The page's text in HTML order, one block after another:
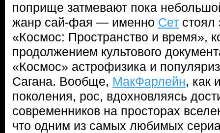
поприще затмевают пока
жанр сай-фая — именно Сет стоял
«Космос: Пространство и время»,
продолжением культового
«Космос» астрофизика и
Сагана. Вообще, МакФарлейн, как
поколения, рос, вдохновляясь
современников на просторах
что одним из самых любимых